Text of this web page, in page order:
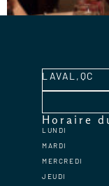
LAVAL,QC
Horaire
LUNDI
MARDI
MERCREDI
JEUDI